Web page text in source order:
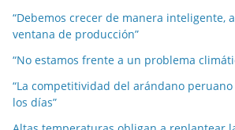
“Debemos crecer de manera inteligente,
ventana de producción”
“No estamos frente a un problema
“La competitividad del arándano
los días”